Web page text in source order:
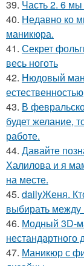
39. Часть 2. 6
40. Недавно ко
маникюра.
41. Секрет
весь ноготь
42. Нюдовый
43. В
будет желание,
работе.
44. Давайте
Халилова и я
на месте.
45. dailyЖеня.
выбирать между
46. Модный 3D-
нестандартного
47. Маникюр с